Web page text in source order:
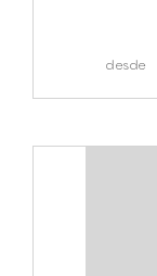
desde